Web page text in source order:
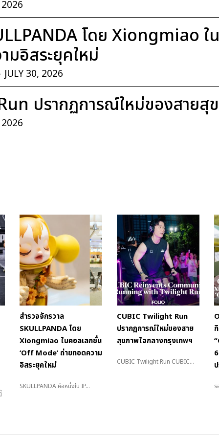
2026
โดย Xiongmiao
มอิสระยุคใหม่
JULY 30, 2026
ปรากฏการณ์ใหม่ของสายสุ
2026
สำรวจจักรวาล
SKULLPANDA โดย
Xiongmiao ในคอลเลกชั่น
‘Off Mode’ ถ่ายทอดความ
อิสระยุคใหม่
SKULLPANDA คือหนึ่งใน IP...
CUBIC Twilight Run
ปรากฏการณ์ใหม่ของสาย
สุขภาพใจกลางกรุงเทพฯ
CUBIC Twilight Run CUBIC...